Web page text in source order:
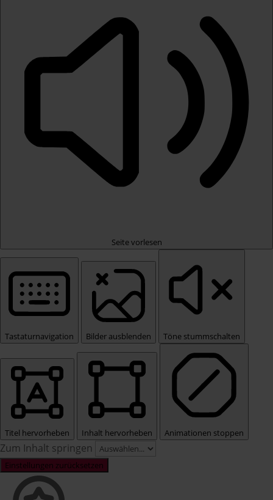
Seite vorlesen
Tastaturnavigation Bilder ausblenden Töne stummschalten
Titel hervorheben Inhalt hervorheben Animationen stoppen
Zum Inhalt springen
Einstellungen zurücksetzen